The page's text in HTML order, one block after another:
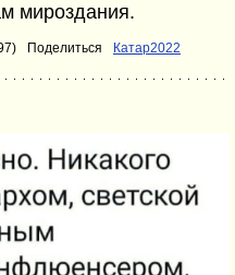
мироздания.
Поделиться Катар2022